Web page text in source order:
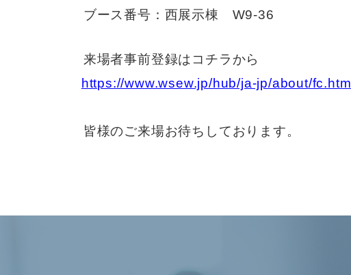
ブース番号：西展示棟 W9-36
来場者事前登録はコチラから
https://www.wsew.jp/hub/ja-jp/about/fc.html
皆様のご来場お待ちしております。